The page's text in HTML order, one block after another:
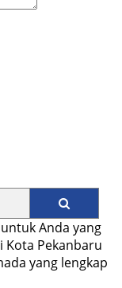
Anda yang
Kota Pekanbaru
yang lengkap